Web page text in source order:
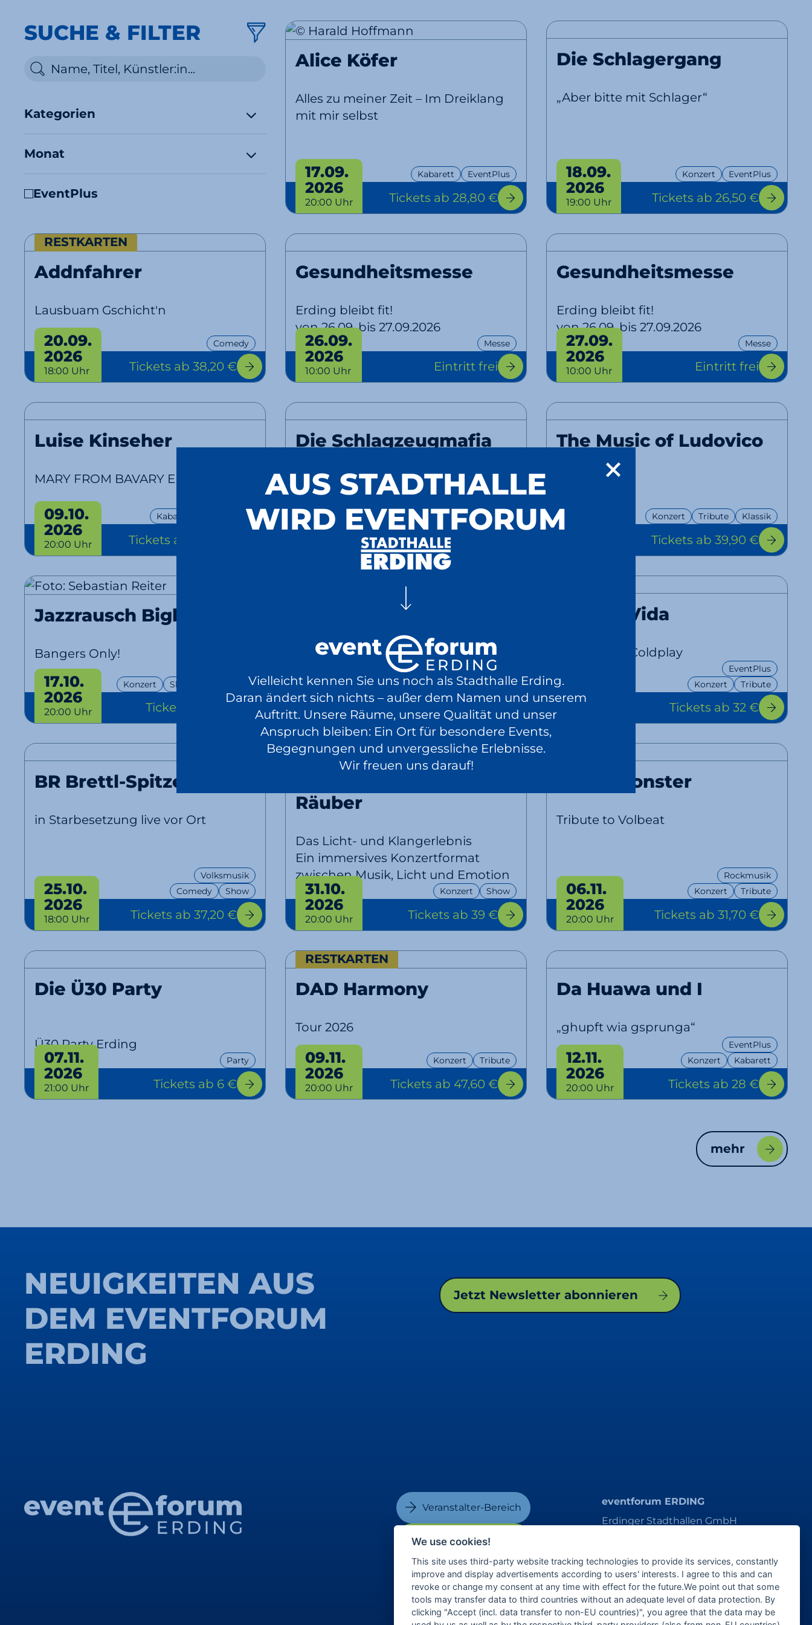
SUCHE & FILTER
Kategorien
Monat
EventPlus
Alice Köfer
Alles zu meiner Zeit – Im Dreiklang
mit mir selbst
Kabarett EventPlus
17.09.
2026
20:00 Uhr Tickets ab 28,80 €
Die Schlagergang
„Aber bitte mit Schlager“
Konzert EventPlus
18.09.
2026
19:00 Uhr Tickets ab 26,50 €
RESTKARTEN
Addnfahrer
Lausbuam Gschicht'n
Comedy
20.09.
2026
18:00 Uhr Tickets ab 38,20 €
Gesundheitsmesse
Erding bleibt fit!
von 26.09. bis 27.09.2026
Messe
26.09.
2026
10:00 Uhr Eintritt frei
Gesundheitsmesse
Erding bleibt fit!
von 26.09. bis 27.09.2026
Messe
27.09.
2026
10:00 Uhr Eintritt frei
Luise Kinseher
MARY FROM BAVARY Endlich SOLO!
Kabarett EventPlus
09.10.
2026
20:00 Uhr Tickets ab 28,90 €
Die Schlagzeugmafia
Backstreet Noise
Konzert Show Comedy
10.10.
2026
Tickets ab 28,90 €
The Music of Ludovico
Einaudi
Konzert Tribute Klassik
Tickets ab 39,90 €
Jazzrausch Bigband
Bangers Only!
Konzert Show
17.10.
2026
20:00 Uhr Tickets
Luksan Wunder
WTFM100, NULL
Comedy EventPlus
23.10.
2026
20:00 Uhr ab 29,50 €
Viva La Vida
A Tribute to Coldplay
Konzert Tribute
EventPlus
2026
Tickets ab 32 €
BR Brettl-Spitzen LIVE
in Starbesetzung live vor Ort
Comedy Show
Volksmusik
25.10.
2026
18:00 Uhr Tickets ab 37,20 €
Räuber
Das Licht- und Klangerlebnis
Ein immersives Konzertformat
zwischen Musik, Licht und Emotion
Konzert Show
31.10.
2026
20:00 Uhr Tickets ab 39 €
Rebel Monster
Tribute to Volbeat
Konzert Tribute
Rockmusik
06.11.
2026
20:00 Uhr Tickets ab 31,70 €
Die Ü30 Party
Ü30 Party Erding
Party
07.11.
2026
21:00 Uhr Tickets ab 6 €
RESTKARTEN
DAD Harmony
Tour 2026
Konzert Tribute
09.11.
2026
20:00 Uhr Tickets ab 47,60 €
Da Huawa und I
„ghupft wia gsprunga“
Konzert Kabarett
EventPlus
12.11.
2026
20:00 Uhr Tickets ab 28 €
mehr
AUS STADTHALLE
WIRD EVENTFORUM
Vielleicht kennen Sie uns noch als Stadthalle Erding.
Daran ändert sich nichts – außer dem Namen und unserem
Auftritt. Unsere Räume, unsere Qualität und unser
Anspruch bleiben: Ein Ort für besondere Events,
Begegnungen und unvergessliche Erlebnisse.
Wir freuen uns darauf!
NEUIGKEITEN AUS
DEM EVENTFORUM
ERDING
Jetzt Newsletter abonnieren
Veranstalter-Bereich
Besucher-Bereich
eventforum ERDING
Erdinger Stadthallen GmbH
85435 Erding
ticket@eventforum-erding.de
veranstaltung@eventforum-erding.de
We use cookies!
This site uses third-party website tracking technologies to provide its services, constantly
improve and display advertisements according to users' interests. I agree to this and can
revoke or change my consent at any time with effect for the future.We point out that some
tools may transfer data to third countries without an adequate level of data protection. By
clicking "Accept (incl. data transfer to non-EU countries)", you agree that the data may be